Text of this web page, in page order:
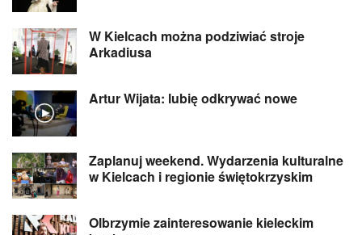
W Kielcach można podziwiać stroje
Arkadiusa
Artur Wijata: lubię odkrywać nowe
Zaplanuj weekend. Wydarzenia kulturalne
w Kielcach i regionie świętokrzyskim
Olbrzymie zainteresowanie kieleckim